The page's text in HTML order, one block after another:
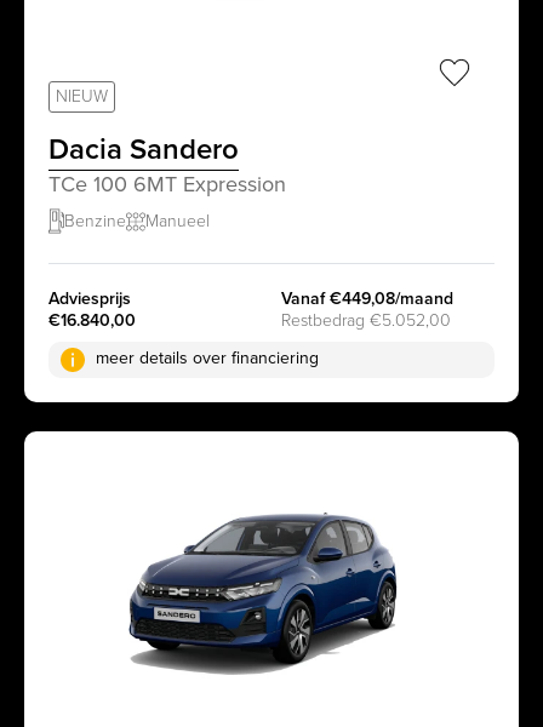
NIEUW
Dacia Sandero
TCe 100 6MT Expression
Benzine Manueel
Adviesprijs
€16.840,00
Vanaf €449,08/maand
Restbedrag €5.052,00
meer details over financiering